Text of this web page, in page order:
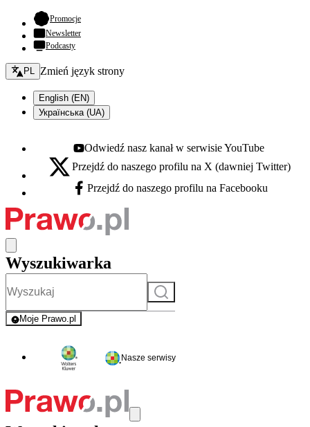
Promocje- otwiera się w nowej karcie
Newsletter
Podcasty
Zmień język - bieżący:
PL Zmień język strony
English (EN)
Українська (UA)
Youtube - otwiera się w nowej karcie
Odwiedź nasz kanał w serwisie YouTube
X - otwiera się w nowej karcie
Przejdź do naszego profilu na X (dawniej Twitter)
Facebook - otwiera się w nowej karcie
Przejdź do naszego profilu na Facebooku
Wyszukiwarka
Szukaj
Moje Prawo.pl
- rejestracja i logowanie do serwisu
Nasze serwisy